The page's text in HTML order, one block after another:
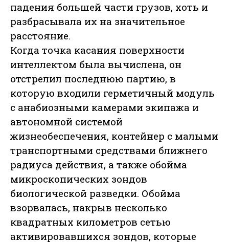
падения большей части грузов, хоть и
разбрасывала их на значительное
расстояние.
Когда точка касания поверхности
интеллектом была вычислена, он
отстрелил последнюю партию, в
которую входили герметичный модуль
с анабиозными камерами экипажа и
автономной системой
жизнеобеспечения, контейнер с малыми
транспортными средствами ближнего
радиуса действия, а также обойма
микроскопических зондов
биологической разведки. Обойма
взорвалась, накрыв несколько
квадратных километров сетью
активировавшихся зондов, которые